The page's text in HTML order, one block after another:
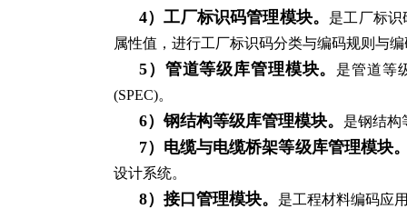
4）工厂标识码管理模块。
是工厂标
属性值，进行工厂标识码分类与编码规则与
5）管道等级库管理模块。
是管道等
(SPEC)。
6）钢结构等级库管理模块。 是钢结构
7）电缆与电缆桥架等级库管理模块
设计系统。
8）接口管理模块。
是工程材料编码应